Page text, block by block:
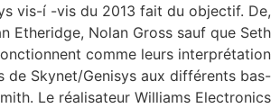
vis-í -vis du 2013 fait du objectif. De,
Etheridge, Nolan Gross sauf que Seth
comme leurs interprétation
de Skynet/Genisys aux différents bas-
Le réalisateur Williams Electronics